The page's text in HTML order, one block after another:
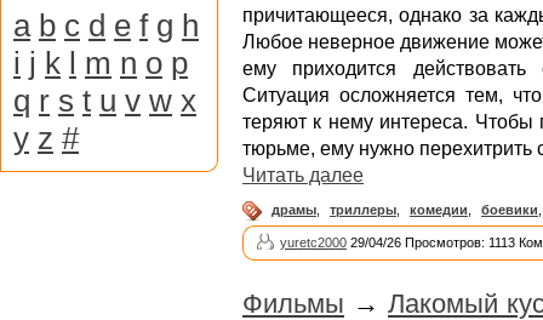
причитающееся, однако за
Любое неверное движение
ему приходится
Ситуация осложняется тем,
теряют к нему интереса. Чтобы
тюрьме, ему нужно перехитрить
Читать далее
драмы триллеры комедии боевики
yuretc2000 29/04/26 Просмотров: 1113
Фильмы → Лакомый
a b c d e f g h
i j k l m n o p
q r s t u v w x
y z #